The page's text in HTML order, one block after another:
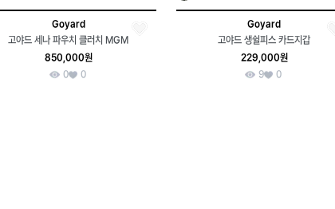
Goyard
고야드 세나 파우치 클러치 MGM
850,000원
0
0
Goyard
고야드 생쉴피스 카드지갑
229,000원
9
0